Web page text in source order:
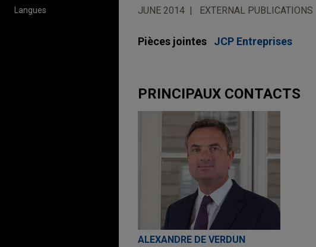
Langues
JUNE 2014 EXTERNAL PUBLICATIONS
Pièces jointes JCP Entreprises
PRINCIPAUX CONTACTS
ALEXANDRE DE VERDUN